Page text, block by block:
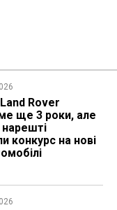
Rover
ще 3 роки, але
нарешті
конкурс на нові